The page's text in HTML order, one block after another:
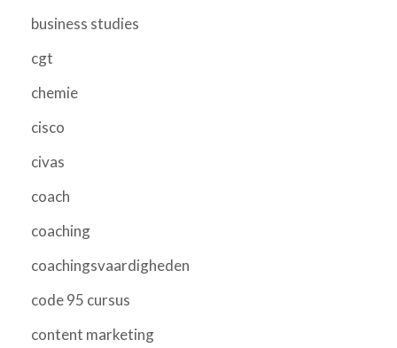
business studies
cgt
chemie
cisco
civas
coach
coaching
coachingsvaardigheden
code 95 cursus
content marketing